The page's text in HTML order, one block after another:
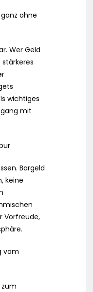
ohne
Wer Geld
wichtiges
mit
Bargeld
keine
Vorfreude,
vom